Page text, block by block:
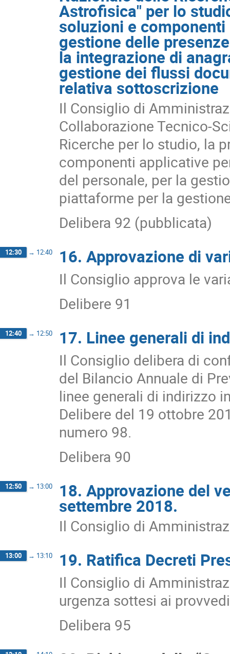
Astrofisica" per lo
soluzioni e
gestione delle
la integrazione di
gestione dei flussi
relativa sottoscrizione
Il Consiglio di
Collaborazione Tecnico-
Ricerche per lo studio, la
componenti applicative
del personale, per la
piattaforme per la
Delibera 92 (pubblicata)
12:30 → 12:40 16. Approvazione di
Il Consiglio approva le
Delibere 91
12:40 → 12:50 17. Linee generali di
Il Consiglio delibera di
del Bilancio Annuale di
linee generali di indirizzo
Delibere del 19 ottobre
numero 98.
Delibera 90
12:50 → 13:00 18. Approvazione del
settembre 2018.
Il Consiglio di
13:00 → 13:10 19. Ratifica Decreti
Il Consiglio di
urgenza sottesi ai
Delibera 95